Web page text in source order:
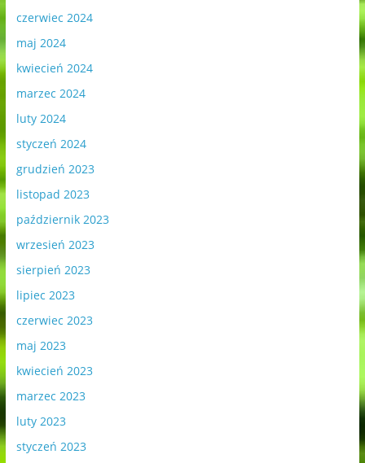
czerwiec 2024
maj 2024
kwiecień 2024
marzec 2024
luty 2024
styczeń 2024
grudzień 2023
listopad 2023
październik 2023
wrzesień 2023
sierpień 2023
lipiec 2023
czerwiec 2023
maj 2023
kwiecień 2023
marzec 2023
luty 2023
styczeń 2023